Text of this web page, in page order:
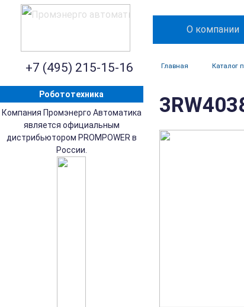
О компании
+7 (495) 215-15-16 Главная Каталог
Робототехника
Компания Промэнерго Автоматика
является официальным
дистрибьютором PROMPOWER в
России.